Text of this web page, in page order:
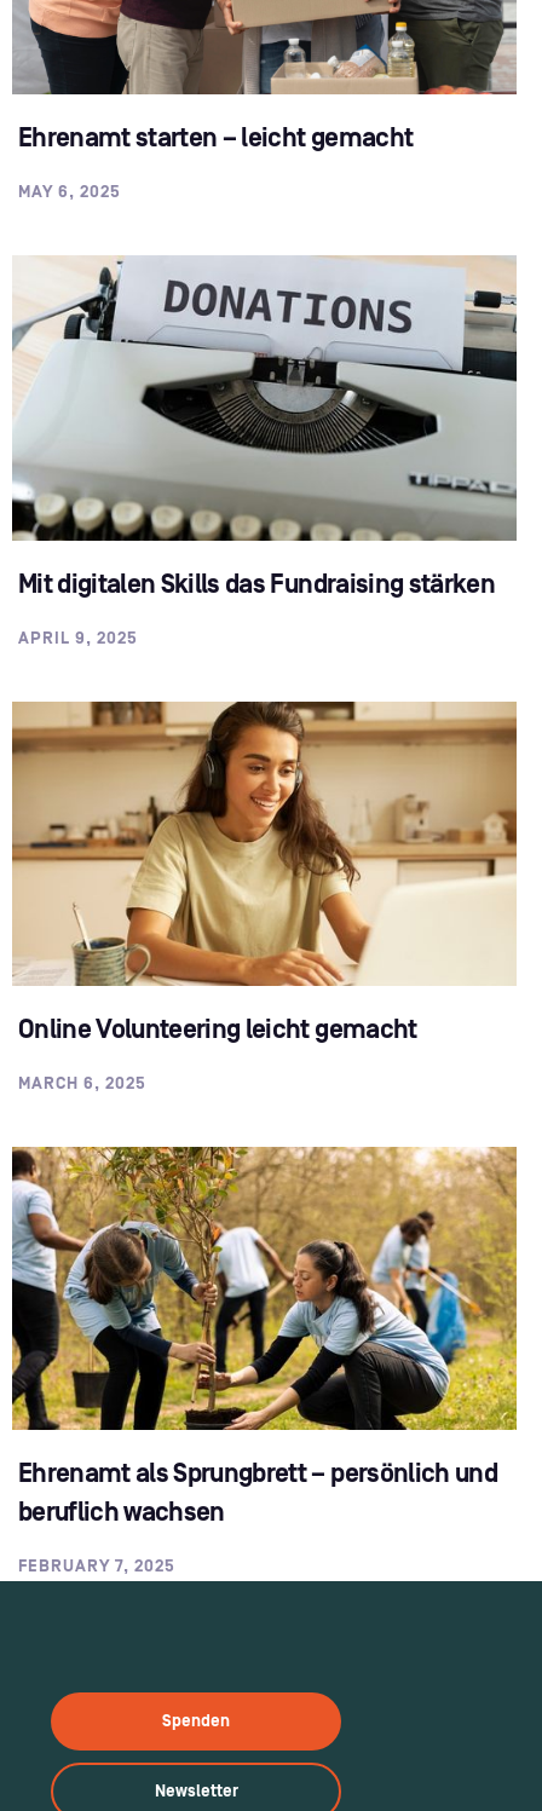
Ehrenamt starten – leicht gemacht
MAY 6, 2025
Mit digitalen Skills das Fundraising stärken
APRIL 9, 2025
Online Volunteering leicht gemacht
MARCH 6, 2025
Ehrenamt als Sprungbrett – persönlich und
beruflich wachsen
FEBRUARY 7, 2025
Spenden
Newsletter